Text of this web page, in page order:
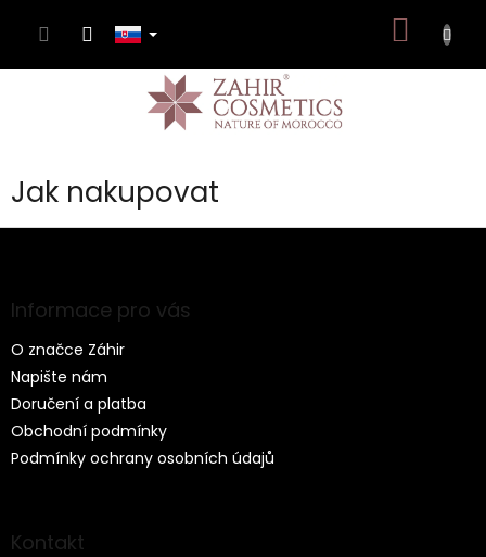
KOŠÍK
Jak nakupovat
Z
ä
e
Informace pro vás
O značce Záhir
Napište nám
Doručení a platba
Obchodní podmínky
Podmínky ochrany osobních údajů
Kontakt